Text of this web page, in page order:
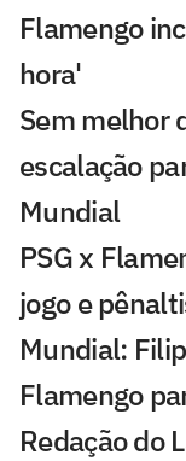
Flamengo
hora'
Sem melhor
escalação
Mundial
PSG x
jogo e
Mundial:
Flamengo
Redação do